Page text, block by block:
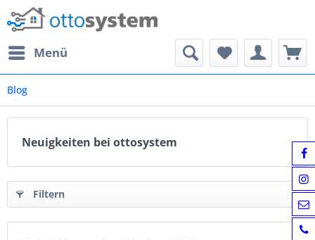
Menü
Blog
Neuigkeiten bei ottosystem
Filtern